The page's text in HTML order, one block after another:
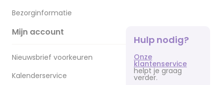
Bezorginformatie
Mijn account
Nieuwsbrief voorkeuren
Kalenderservice
Hulp nodig?
Onze
klantenservice
helpt je graag
verder.